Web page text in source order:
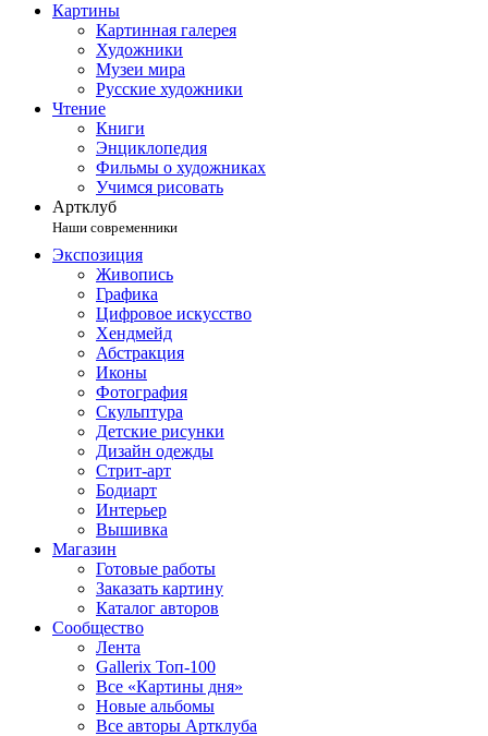
Картины
Картинная галерея
Художники
Музеи мира
Русские художники
Чтение
Книги
Энциклопедия
Фильмы о художниках
Учимся рисовать
Артклуб
Наши современники
Экспозиция
Живопись
Графика
Цифровое искусство
Хендмейд
Абстракция
Иконы
Фотография
Скульптура
Детские рисунки
Дизайн одежды
Стрит-арт
Бодиарт
Интерьер
Вышивка
Магазин
Готовые работы
Заказать картину
Каталог авторов
Сообщество
Лента
Gallerix Топ-100
Все «Картины дня»
Новые альбомы
Все авторы Артклуба